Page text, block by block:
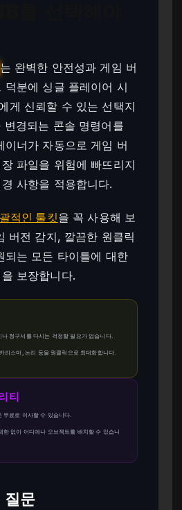
는 완벽한 안전성과 게임 버
덕분에 싱글 플레이어 시
게 신뢰할 수 있는 선택지
변경되는 콘솔 명령어를
이너가 자동으로 게임 버
파일을 위험에 빠뜨리지
사항을 적용합니다.
적인 툴킷을 꼭 사용해 보
버전 감지, 깔끔한 원클릭
되는 모든 타이틀에 대한
보장합니다.
나 청구서를 다시는 걱정할 필요가 없습니다.
리스마, 논리 등을 원클릭으로 최대화합니다.
티
무료로 이사할 수 있습니다.
한 없이 어디에나 오브젝트를 배치할 수 있습니
질문